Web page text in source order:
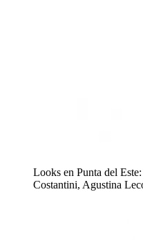
Looks en Punta del
Costantini, Agustina